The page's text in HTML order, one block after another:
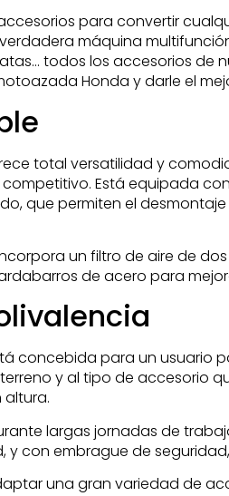
para convertir
máquina
todos los accesorios
Honda y darle el
total versatilidad y
Está equipada
que permiten el
un filtro de aire de
de acero para
concebida para un
y al tipo de accesorio
altura.
largas jornadas de
con embrague de
una gran variedad de